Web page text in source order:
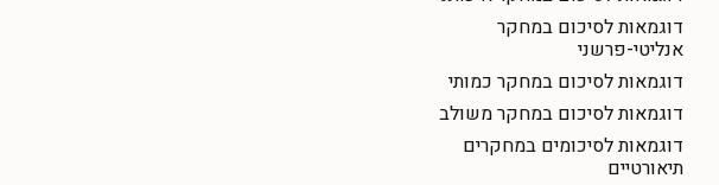
דוגמאות לסיכום במחקר
אנליטי-פרשני
דוגמאות לסיכום במחקר כמותי
דוגמאות לסיכום במחקר משולב
דוגמאות לסיכומים במחקרים
תיאורטיים